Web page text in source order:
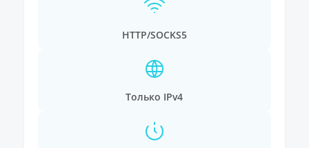
HTTP/SOCKS5
Только IPv4